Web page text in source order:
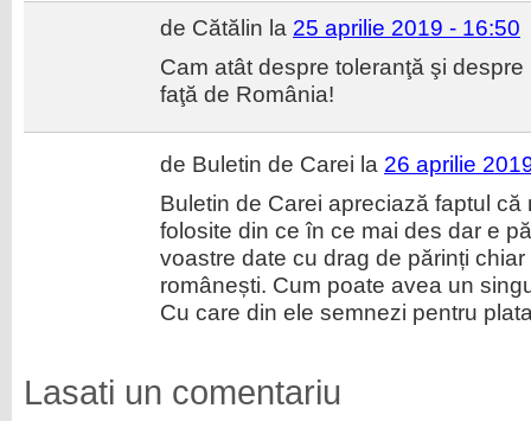
de Cătălin la 25 aprilie 2019 - 16:50
Cam atât despre toleranţă şi
faţă de România!
de Buletin de Carei la 26 aprilie
Buletin de Carei apreciază faptul
folosite din ce în ce mai des dar e
voastre date cu drag de părinți
românești. Cum poate avea un
Cu care din ele semnezi pentru
Lasati un comentariu